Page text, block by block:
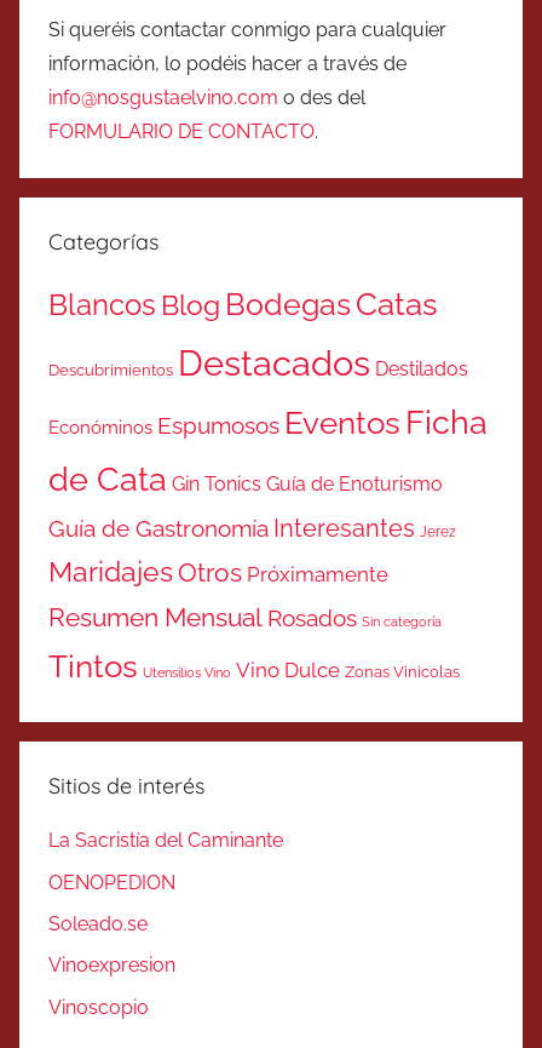
Si queréis contactar conmigo para cualquier
información, lo podéis hacer a través de
info@nosgustaelvino.com o des del
FORMULARIO DE CONTACTO.
Categorías
Blancos Blog BodegasCatas
Descubrimientos Destacados Destilados
Económinos Espumosos Eventos Ficha
de Cata Gin Tonics Guía de Enoturismo
Guía de Gastronomía Interesantes Jerez
MaridajesOtros Próximamente
Resumen Mensual Rosados Sin categoría
Tintos Utensilios Vino Vino Dulce Zonas Vinicolas
Sitios de interés
La Sacristía del Caminante
OENOPEDION
Soleado.se
Vinoexpresion
Vinoscopio